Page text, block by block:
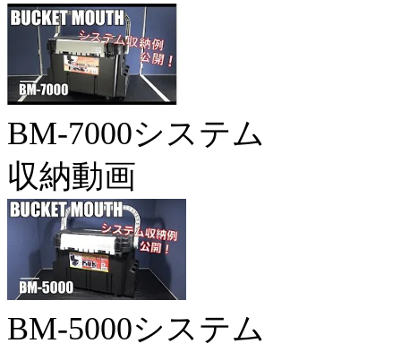
BM-7000システム
収納動画
BM-5000システム